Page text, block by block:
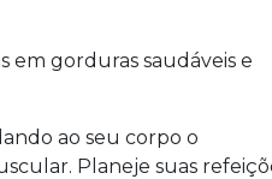
em gorduras saudáveis e
ao seu corpo o
Planeje suas